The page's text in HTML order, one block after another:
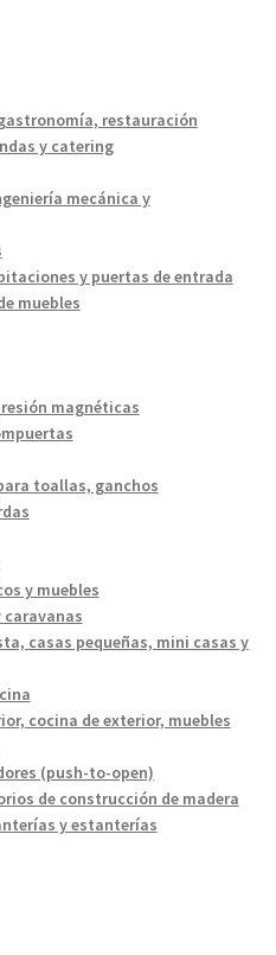
restauración
y catering
mecánica y
y puertas de entrada
muebles
magnéticas
toallas, ganchos
y muebles
caravanas
casas pequeñas, mini casas y
cocina de exterior, muebles
(push-to-open)
de construcción de madera
y estanterías